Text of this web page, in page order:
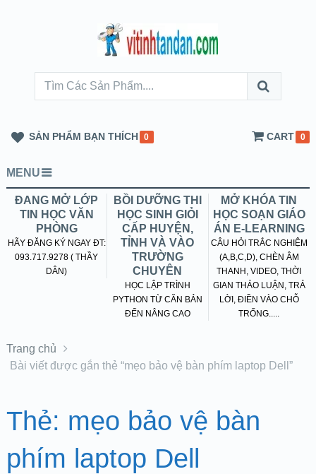
SẢN PHẨM BẠN THÍCH 0 CART 0
MENU
ĐANG MỞ LỚP
TIN HỌC VĂN
PHÒNG
HÃY ĐĂNG KÝ NGAY ĐT:
093.717.9278 ( THẦY
DÂN)
BỒI DƯỠNG THI
HỌC SINH GIỎI
CẤP HUYỆN,
TỈNH VÀ VÀO
TRƯỜNG
CHUYÊN
HỌC LẬP TRÌNH
PYTHON TỪ CĂN BẢN
ĐẾN NÂNG CAO
MỞ KHÓA TIN
HỌC SOẠN GIÁO
ÁN E-LEARNING
CÂU HỎI TRẮC NGHIỆM
(A,B,C,D), CHÈN ÂM
THANH, VIDEO, THỜI
GIAN THẢO LUẬN, TRẢ
LỜI, ĐIỀN VÀO CHỖ
TRỐNG.....
Trang chủ
Bài viết được gắn thẻ “mẹo bảo vệ bàn phím laptop Dell”
Thẻ: mẹo bảo vệ bàn
phím laptop Dell